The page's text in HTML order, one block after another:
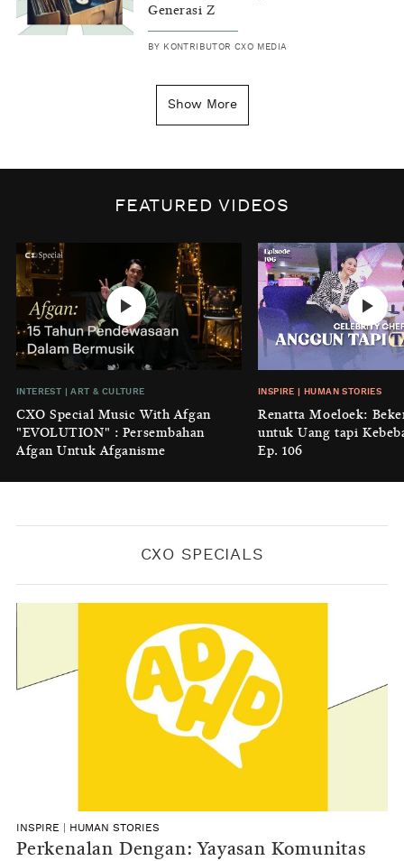
Generasi Z
BY KONTRIBUTOR CXO MEDIA
Kenapa Tahun Baru Ditandai pada
Biaya Tersembunyi dari Insecurity
KONTRIBUTOR CXO MEDIA
INTEREST|HOME
No Place Like: Camping Ground
Cidulang
KONTRIBUTOR CXO MEDIA
GENERAL KNOWLEDGE
Luruhnya Daun Terakhir: Kala
'Benteng Alam' yang Tak Lagi Bisa
Melindungi
BYKONTRIBUTOR CXO MEDIA
Show More
FEATURED VIDEOS
INTEREST |ART & CULTURE
CXO Special Music With Afgan
"EVOLUTION" : Persembahan
Afgan Untuk Afganisme
INSPIRE HUMAN STORIES
Renatta Moeloek:
untuk Uang tapi
Ep. 106
CXO SPECIALS
INSPIRE HUMAN STORIES
Perkenalan Dengan: Yayasan Komunitas